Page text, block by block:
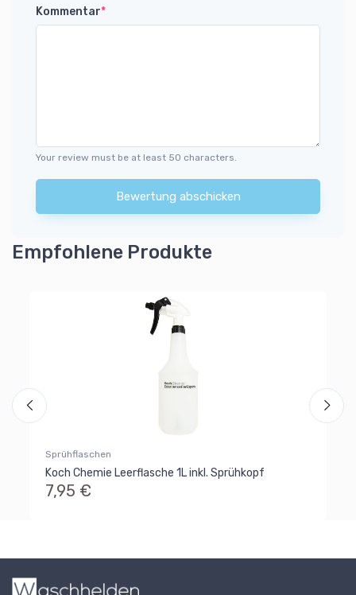
Kommentar*
Your review must be at least 50 characters.
Bewertung abschicken
Empfohlene Produkte
Sprühflaschen
Koch Chemie Leerflasche 1L inkl. Sprühkopf
7,95 €